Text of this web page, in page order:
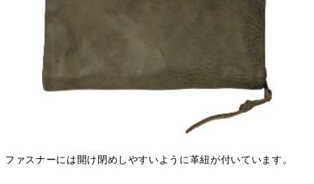
ファスナーには開け閉めしやすいように革紐が付いています。